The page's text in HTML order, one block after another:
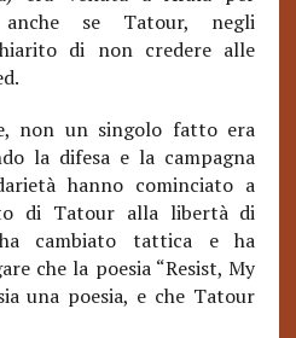
se Tatour, negli
di non credere alle
non un singolo fatto era
la difesa e la campagna
hanno cominciato a
di Tatour alla libertà di
ha cambiato tattica e ha
che la poesia “Resist, My
una poesia, e che Tatour